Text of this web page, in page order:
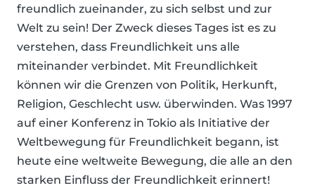
freundlich zueinander, zu sich selbst und zur
Welt zu sein! Der Zweck dieses Tages ist es zu
verstehen, dass Freundlichkeit uns alle
miteinander verbindet. Mit Freundlichkeit
können wir die Grenzen von Politik, Herkunft,
Religion, Geschlecht usw. überwinden. Was 1997
auf einer Konferenz in Tokio als Initiative der
Weltbewegung für Freundlichkeit begann, ist
heute eine weltweite Bewegung, die alle an den
starken Einfluss der Freundlichkeit erinnert!